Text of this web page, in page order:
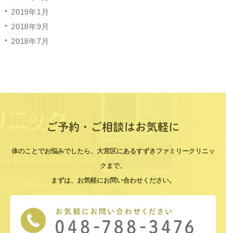
2019年1月
2018年9月
2018年7月
ご予約・ご相談はお気軽に
体のことでお悩みでしたら、大宮区にあるすずきファミリークリニッ
クまで、
まずは、お気軽にお問い合わせください。